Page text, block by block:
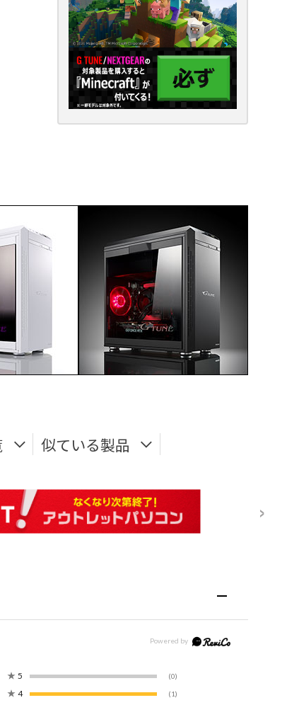
似ている製品
★ 5 (0)
★ 4 (1)